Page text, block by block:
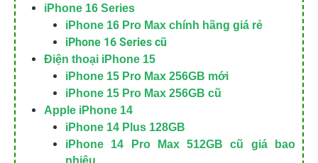
iPhone 16 Series
iPhone 16 Pro Max chính hãng giá rẻ
iPhone 16 Series cũ
Điện thoại iPhone 15
iPhone 15 Pro Max 256GB mới
iPhone 15 Pro Max 256GB cũ
Apple iPhone 14
iPhone 14 Plus 128GB
iPhone 14 Pro Max 512GB cũ giá bao